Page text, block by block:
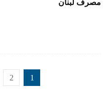
مصرف لبنان
1
2